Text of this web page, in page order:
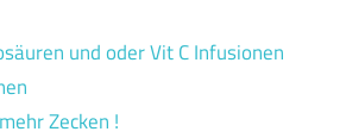
und oder Vit C Infusionen
Zecken !